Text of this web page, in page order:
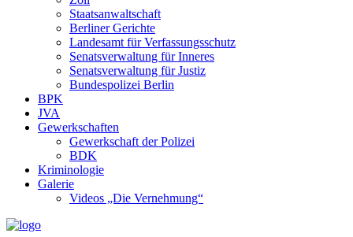
Staatsanwaltschaft
Berliner Gerichte
Landesamt für Verfassungsschutz
Senatsverwaltung für Inneres
Senatsverwaltung für Justiz
Bundespolizei Berlin
BPK
JVA
Gewerkschaften
Gewerkschaft der Polizei
BDK
Kriminologie
Galerie
Videos „Die Vernehmung“